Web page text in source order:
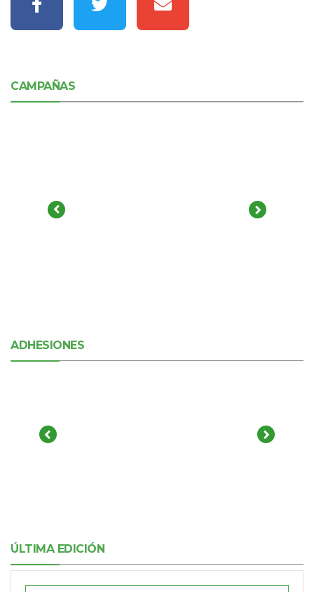
CAMPAÑAS
ADHESIONES
ÚLTIMA EDICIÓN